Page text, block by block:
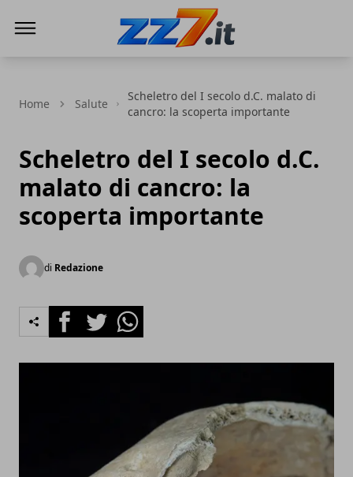
Home Salute
Scheletro del I secolo d.C. malato di
cancro: la scoperta importante
Scheletro del I secolo d.C.
malato di cancro: la
scoperta importante
di Redazione
FacebookTwitterWhatsapp